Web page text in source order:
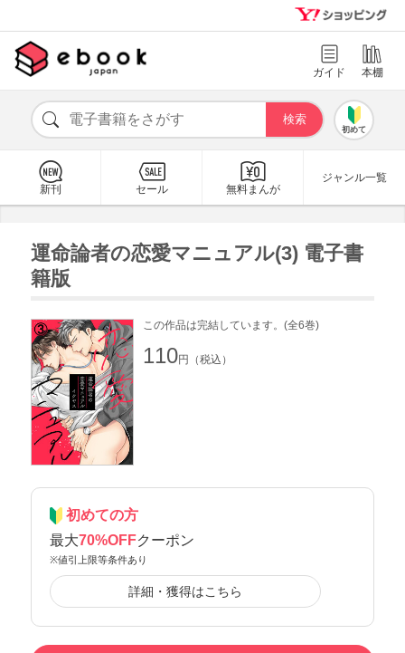
ガイド 本棚
初めて
新刊 セール 無料まんが
ジャンル一覧
運命論者の恋愛マニュアル(3) 電子書
籍版
この作品は完結しています。(全6巻)
110円（税込）
初めての方
最大70%OFFクーポン
※値引上限等条件あり
詳細・獲得はこちら